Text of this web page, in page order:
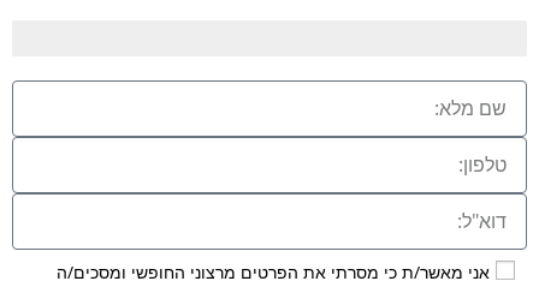
אני מאשר/ת כי מסרתי את הפרטים מרצוני החופשי ומסכים/ה